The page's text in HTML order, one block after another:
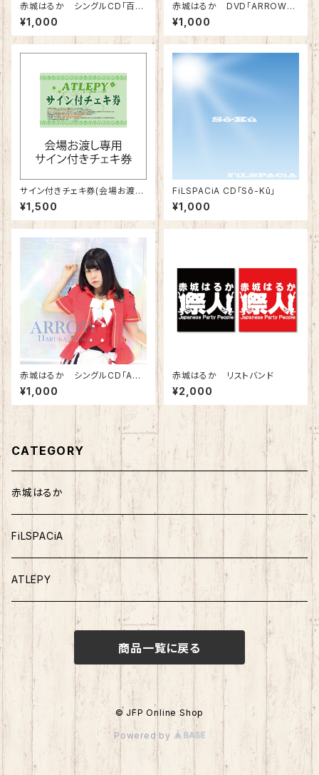
赤城はるか シングルCD「百花
繚乱☆NIGHT」
¥1,000
赤城はるか DVD「ARROW」
MV
¥1,000
サイン付きチェキ券(会場お渡し
用)
¥1,500
FiLSPACiA CD「Sō-Kū」
¥1,000
赤城はるか シングルCD「ARR
OW」
¥1,000
赤城はるか リストバンド
¥2,000
CATEGORY
赤城はるか
FiLSPACiA
ATLEPY
商品一覧に戻る
© JFP Online Shop
Powered by